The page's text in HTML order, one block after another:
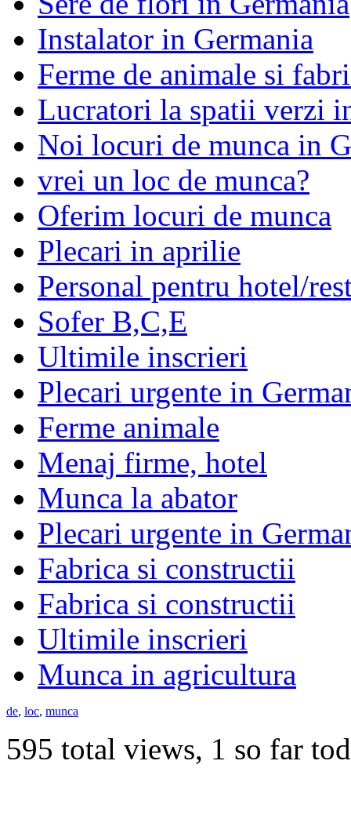
Instalator in Germania
Ferme de animale si
Lucratori la spatii verzi
Noi locuri de munca in
vrei un loc de munca?
Oferim locuri de munca
Plecari in aprilie
Personal pentru hotel/
Sofer B,C,E
Ultimile inscrieri
Plecari urgente in
Ferme animale
Menaj firme, hotel
Munca la abator
Plecari urgente in
Fabrica si constructii
Fabrica si constructii
Ultimile inscrieri
Munca in agricultura
de, loc, munca
595 total views, 1 so far